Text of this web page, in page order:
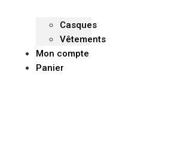
Casques
Vêtements
Mon compte
Panier